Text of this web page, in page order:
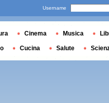
Username
Cinema Musica
Cucina Salute